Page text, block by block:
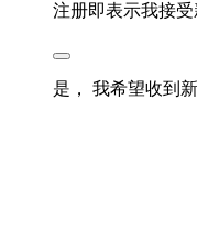
注册即表示我接
是， 我希望收到